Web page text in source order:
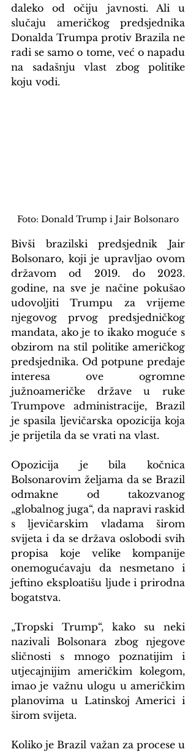
daleko od očiju javnosti. Ali u
slučaju američkog predsjednika
Donalda Trumpa protiv Brazila ne
radi se samo o tome, već o napadu
na sadašnju vlast zbog politike
koju vodi.
Foto: Donald Trump i Jair Bolsonaro
Bivši brazilski predsjednik Jair
Bolsonaro, koji je upravljao ovom
državom od 2019. do 2023.
godine, na sve je načine pokušao
udovoljiti Trumpu za vrijeme
njegovog prvog predsjedničkog
mandata, ako je to ikako moguće s
obzirom na stil politike američkog
predsjednika. Od potpune predaje
interesa ove ogromne
južnoameričke države u ruke
Trumpove administracije, Brazil
je spasila ljevičarska opozicija koja
je prijetila da se vrati na vlast.
Opozicija je bila kočnica
Bolsonarovim željama da se Brazil
odmakne od takozvanog
„globalnog juga“, da napravi raskid
s ljevičarskim vladama širom
svijeta i da se država oslobodi svih
propisa koje velike kompanije
onemogućavaju da nesmetano i
jeftino eksploatišu ljude i prirodna
bogatstva.
„Tropski Trump“, kako su neki
nazivali Bolsonara zbog njegove
sličnosti s mnogo poznatijim i
utjecajnijim američkim kolegom,
imao je važnu ulogu u američkim
planovima u Latinskoj Americi i
širom svijeta.
Koliko je Brazil važan za procese u